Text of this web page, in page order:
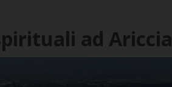
ad Ariccia